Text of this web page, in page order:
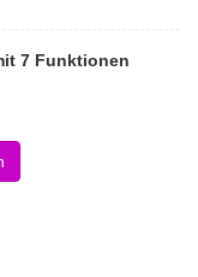
7 Funktionen